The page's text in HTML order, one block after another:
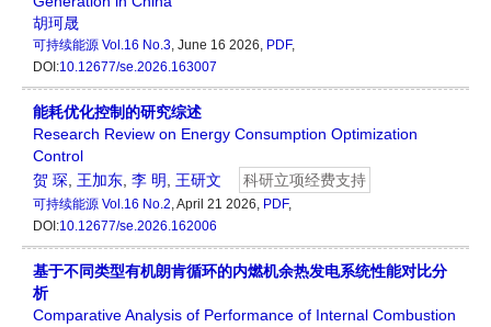
胡珂晟
可持续能源 Vol.16 No.3, June 16 2026, PDF,
DOI:10.12677/se.2026.163007
能耗优化控制的研究综述
Research Review on Energy Consumption Optimization
Control
贺 琛, 王加东, 李 明, 王研文 科研立项经费支持
可持续能源 Vol.16 No.2, April 21 2026, PDF,
DOI:10.12677/se.2026.162006
基于不同类型有机朗肯循环的内燃机余热发电系统性能对比分
析
Comparative Analysis of Performance of Internal Combustion